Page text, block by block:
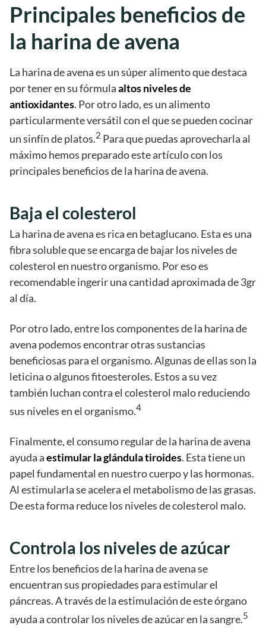
Principales beneficios de
la harina de avena
La harina de avena es un súper alimento que destaca
por tener en su fórmulaaltos niveles de
antioxidantes. Por otro lado, es un alimento
particularmente versátil con el que se pueden cocinar
un sinfín de platos.2 Para que puedas aprovecharla al
máximo hemos preparado este artículo con los
principales beneficios de la harina de avena.
Baja el colesterol
La harina de avena es rica en betaglucano. Esta es una
fibra soluble que se encarga de bajar los niveles de
colesterol en nuestro organismo. Por eso es
recomendable ingerir una cantidad aproximada de 3gr
al día.
Por otro lado, entre los componentes de la harina de
avena podemos encontrar otras sustancias
beneficiosas para el organismo. Algunas de ellas son la
leticina o algunos fitoesteroles. Estos a su vez
también luchan contra el colesterol malo reduciendo
sus niveles en el organismo.4
Finalmente, el consumo regular de la harina de avena
ayuda aestimular la glándula tiroides. Esta tiene un
papel fundamental en nuestro cuerpo y las hormonas.
Al estimularla se acelera el metabolismo de las grasas.
De esta forma reduce los niveles de colesterol malo.
Controla los niveles de azúcar
Entre los beneficios de la harina de avena se
encuentran sus propiedades para estimular el
páncreas. A través de la estimulación de este órgano
ayuda a controlar los niveles de azúcar en la sangre.5